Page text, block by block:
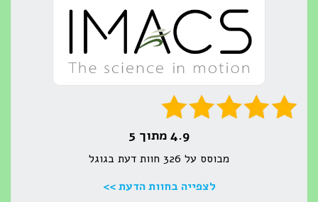
4.9 מתוך 5
מבוסס על 326 חוות דעת בגוגל
לצפייה בחוות הדעת >>